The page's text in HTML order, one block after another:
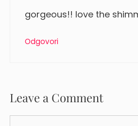
gorgeous!! love the
Odgovori
Leave a Comment